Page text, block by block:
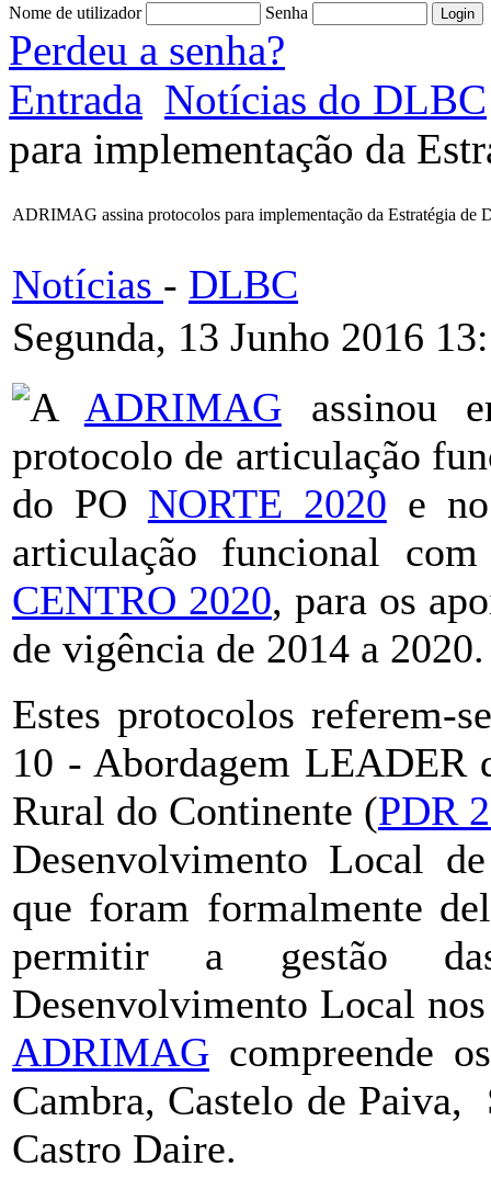
Nome de utilizador Senha
Perdeu a senha?
Entrada Notícias do DLBC
para implementação da
ADRIMAG assina protocolos para implementação da Estratégia de
Notícias - DLBC
Segunda, 13 Junho 2016
A ADRIMAGassinou
protocolo de articulação
do PO NORTE 2020 e
articulação funcional
CENTRO 2020, para os
de vigência de 2014 a 2020.
Estes protocolos referem-
10 - Abordagem LEADER
Rural do Continente (PDR
Desenvolvimento Local
que foram formalmente
permitir a gestão
Desenvolvimento Local
ADRIMAG compreende
Cambra, Castelo de Paiva,
Castro Daire.